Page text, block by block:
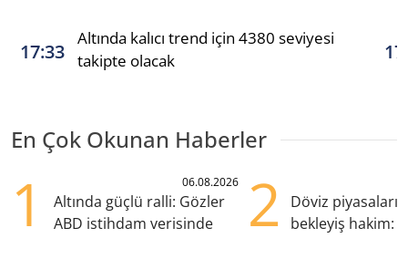
17:33
Altında kalıcı trend için 4380 seviyesi
takipte olacak
En Çok Okunan Haberler
1 06.08.2026
Altında güçlü ralli: Gözler
ABD istihdam verisinde
2
Döviz
bekleyiş hakim: